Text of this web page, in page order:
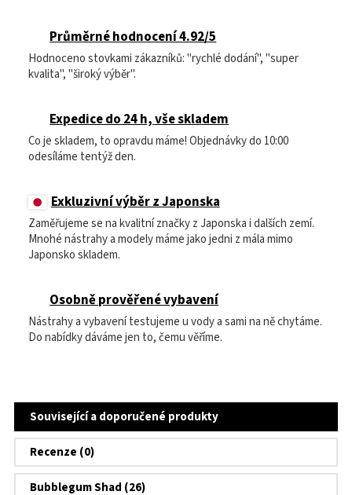
Průměrné hodnocení 4.92/5
Hodnoceno stovkami zákazníků: "rychlé dodání", "super
kvalita", "široký výběr".
Expedice do 24 h, vše skladem
Co je skladem, to opravdu máme! Objednávky do 10:00
odesíláme tentýž den.
Exkluzivní výběr z Japonska
Zaměřujeme se na kvalitní značky z Japonska i dalších zemí.
Mnohé nástrahy a modely máme jako jedni z mála mimo
Japonsko skladem.
Osobně prověřené vybavení
Nástrahy a vybavení testujeme u vody a sami na ně chytáme.
Do nabídky dáváme jen to, čemu věříme.
Související a doporučené produkty
Recenze (0)
Bubblegum Shad (26)